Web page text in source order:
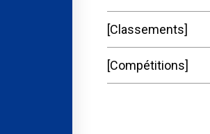
Classements
Compétitions